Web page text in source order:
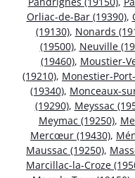
Orliac-de-Bar (19390),
(19130), Nonards
(19500), Neuville
(19460), Moustier-
(19210), Monestier-
(19340), Monceaux-
(19290), Meyssac
Meymac (19250),
Mercœur (19430),
Maussac (19250),
Marcillac-la-Croze